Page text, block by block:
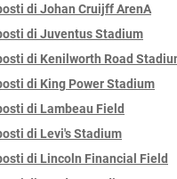
di Johan Cruijff ArenA
di Juventus Stadium
di Kenilworth Road
di King Power Stadium
di Lambeau Field
di Levi's Stadium
di Lincoln Financial Field